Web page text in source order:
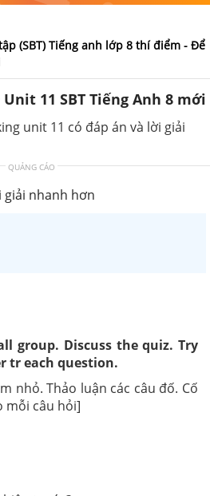
(SBT) Tiếng anh lớp 8 thí điểm - Để
11 SBT Tiếng Anh 8 mới
unit 11 có đáp án và lời giải
QUẢNG CÁO
giải nhanh hơn
group. Discuss the quiz. Try
tr each question.
nhỏ. Thảo luận các câu đố. Cố
mỗi câu hỏi]